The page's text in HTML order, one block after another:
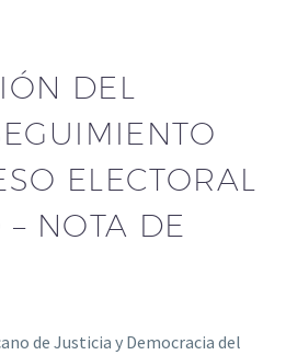
DEL
ELECTORAL
NOTA DE
de Justicia y Democracia del